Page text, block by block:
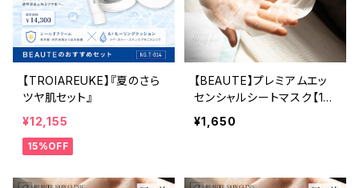
【TROIAREUKE】『夏のさら
ツヤ肌セット』
¥12,155
15%OFF
【BEAUTE】プレミアムエッ
センシャルシートマスク【1
枚】
¥1,650